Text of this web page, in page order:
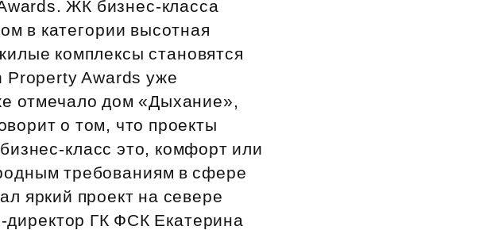
ЖК бизнес‑класса
в категории высотная
комплексы становятся
Awards уже
отмечало дом «Дыхание»,
о том, что проекты
это, комфорт или
требованиям в сфере
яркий проект на севере
ГК ФСК Екатерина